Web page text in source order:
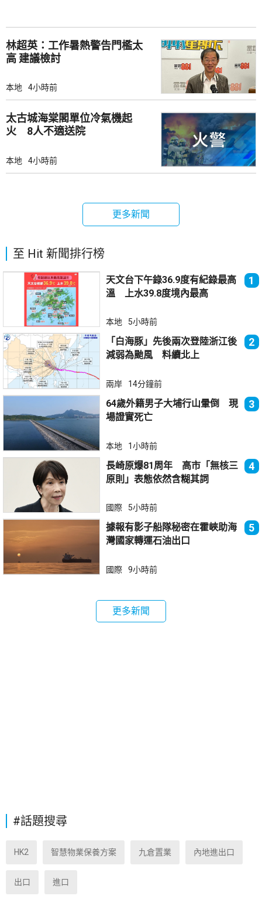
林超英：工作暑熱警告門檻太
高 建議檢討
本地 4小時前
太古城海棠閣單位冷氣機起
火 8人不適送院
本地 4小時前
更多新聞
至 Hit 新聞排行榜
天文台下午錄36.9度有紀錄最高
溫 上水39.8度境內最高
1
本地 5小時前
「白海豚」先後兩次登陸浙江後
減弱為颱風 料續北上
2
兩岸 14分鐘前
64歲外籍男子大埔行山暈倒 現
場證實死亡
3
本地 1小時前
長崎原爆81周年 高市「無核三
原則」表態依然含糊其詞
4
國際 5小時前
據報有影子船隊秘密在霍峽助海
灣國家轉運石油出口
5
國際 9小時前
更多新聞
#話題搜尋
HK2 智慧物業保養方案 九倉置業 內地進出口
出口 進口